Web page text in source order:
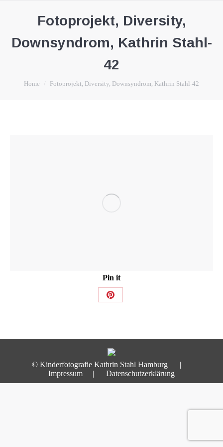
Fotoprojekt, Diversity,
Downsyndrom, Kathrin Stahl-
42
You are here:
Home Fotoprojekt, Diversity, Downsyndrom, Kathrin Stahl-42
Pin it
Share
© Kinderfotografie Kathrin Stahl Hamburg |
Impressum | Datenschutzerklärung